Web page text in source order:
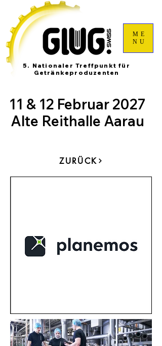
ME
NU
11 & 12 Februar 2027
Alte Reithalle Aarau
5. Nationaler Treffpunkt für
Getränkeproduzenten
ZURÜCK